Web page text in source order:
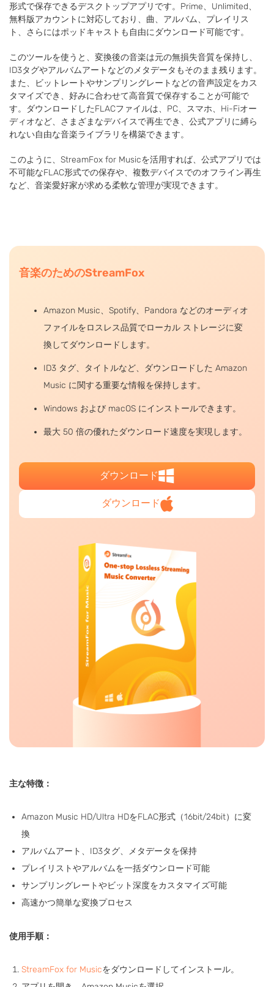
形式で保存できるデスクトップアプリです。Prime、Unlimited、
無料版アカウントに対応しており、曲、アルバム、プレイリス
ト、さらにはポッドキャストも自由にダウンロード可能です。
このツールを使うと、変換後の音楽は元の無損失音質を保持し、
ID3タグやアルバムアートなどのメタデータもそのまま残ります。
また、ビットレートやサンプリングレートなどの音声設定をカス
タマイズでき、好みに合わせて高音質で保存することが可能で
す。ダウンロードしたFLACファイルは、PC、スマホ、Hi-Fiオー
ディオなど、さまざまなデバイスで再生でき、公式アプリに縛ら
れない自由な音楽ライブラリを構築できます。
このように、StreamFox for Musicを活用すれば、公式アプリでは
不可能なFLAC形式での保存や、複数デバイスでのオフライン再生
など、音楽愛好家が求める柔軟な管理が実現できます。
音楽のためのStreamFox
Amazon Music、Spotify、Pandora などのオーディオ
ファイルをロスレス品質でローカル ストレージに変
換してダウンロードします。
ID3 タグ、タイトルなど、ダウンロードした Amazon
Music に関する重要な情報を保持します。
Windows および macOS にインストールできます。
最大 50 倍の優れたダウンロード速度を実現します。
ダウンロード
ダウンロード
主な特徴：
Amazon Music HD/Ultra HDをFLAC形式（16bit/24bit）に変
換
アルバムアート、ID3タグ、メタデータを保持
プレイリストやアルバムを一括ダウンロード可能
サンプリングレートやビット深度をカスタマイズ可能
高速かつ簡単な変換プロセス
使用手順：
StreamFox for Musicをダウンロードしてインストール。